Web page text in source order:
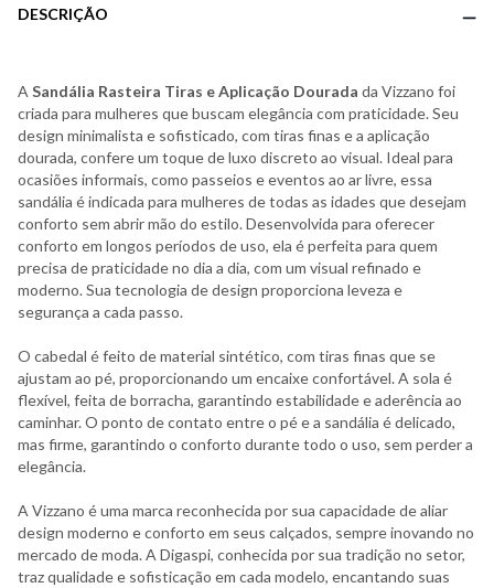
DESCRIÇÃO
A Sandália Rasteira Tiras e Aplicação Dourada da Vizzano foi
criada para mulheres que buscam elegância com praticidade. Seu
design minimalista e sofisticado, com tiras finas e a aplicação
dourada, confere um toque de luxo discreto ao visual. Ideal para
ocasiões informais, como passeios e eventos ao ar livre, essa
sandália é indicada para mulheres de todas as idades que desejam
conforto sem abrir mão do estilo. Desenvolvida para oferecer
conforto em longos períodos de uso, ela é perfeita para quem
precisa de praticidade no dia a dia, com um visual refinado e
moderno. Sua tecnologia de design proporciona leveza e
segurança a cada passo.
O cabedal é feito de material sintético, com tiras finas que se
ajustam ao pé, proporcionando um encaixe confortável. A sola é
flexível, feita de borracha, garantindo estabilidade e aderência ao
caminhar. O ponto de contato entre o pé e a sandália é delicado,
mas firme, garantindo o conforto durante todo o uso, sem perder a
elegância.
A Vizzano é uma marca reconhecida por sua capacidade de aliar
design moderno e conforto em seus calçados, sempre inovando no
mercado de moda. A Digaspi, conhecida por sua tradição no setor,
traz qualidade e sofisticação em cada modelo, encantando suas